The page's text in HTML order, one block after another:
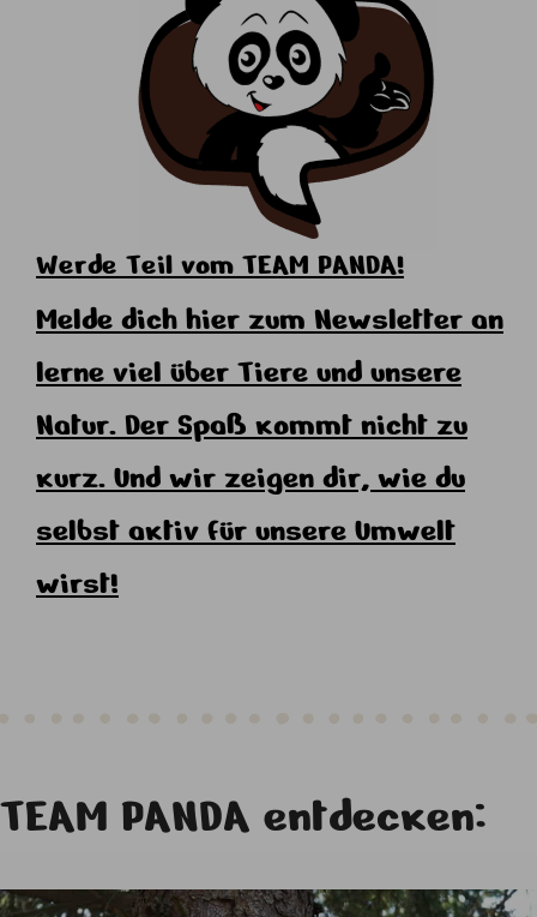
Werde Teil vom TEAM PANDA!
Melde dich hier zum Newsletter an
lerne viel über Tiere und unsere
Natur. Der Spaß kommt nicht zu
kurz. Und wir zeigen dir, wie du
selbst aktiv für unsere Umwelt
wirst!
TEAM PANDA entdecken: